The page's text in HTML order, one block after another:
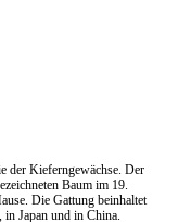
der Kieferngewächse. Der
Baum im 19.
Die Gattung beinhaltet
Japan und in China.